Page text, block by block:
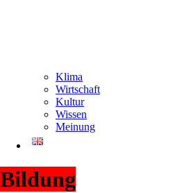
Klima
Wirtschaft
Kultur
Wissen
Meinung
Bildung